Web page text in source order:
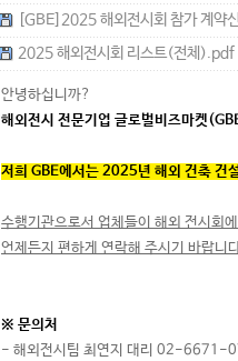
[GBE]2025 해외전시회 참가 계
2025 해외전시회 리스트(전체
안녕하십니까?
해외전시 전문기업 글로벌비즈마켓
저희 GBE에서는 2025년 해외 건축 건
수행기관으로서 업체들이 해외 전시회
언제든지 편하게 연락해 주시기 바랍니
※ 문의처
- 해외전시팀 최연지 대리 02-